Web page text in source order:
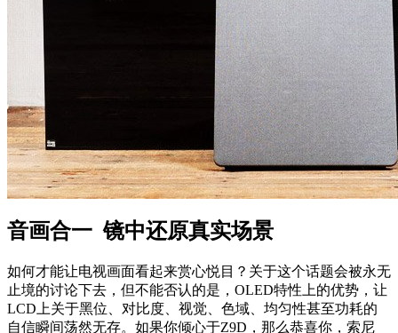
音画合一 镜中还原真实场景
如何才能让电视画面看起来赏心悦目？关于这个话题会被永无
止境的讨论下去，但不能否认的是，OLED特性上的优势，让
LCD上关于黑位、对比度、视觉、色域、均匀性甚至功耗的
自信瞬间荡然无存。如果你倾心于Z9D，那么恭喜你，索尼